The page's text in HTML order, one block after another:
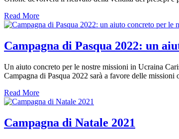
Read More
Campagna di Pasqua 2022: un
Un aiuto concreto per le nostre missioni in Ucraina
Campagna di Pasqua 2022 sarà a favore delle
Read More
Campagna di Natale 2021